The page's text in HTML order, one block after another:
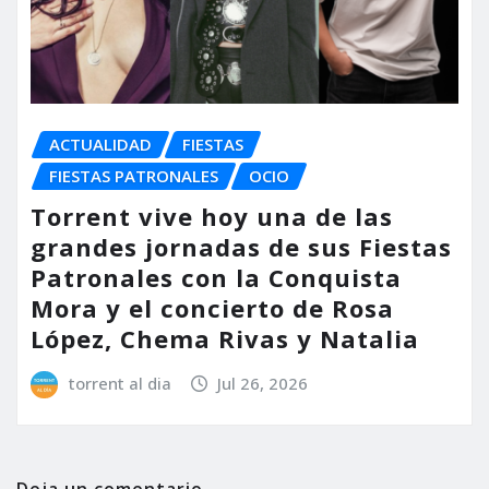
ACTUALIDAD
FIESTAS
FIESTAS PATRONALES
OCIO
Torrent vive hoy una de las
grandes jornadas de sus Fiestas
Patronales con la Conquista
Mora y el concierto de Rosa
López, Chema Rivas y Natalia
torrent al dia Jul 26, 2026